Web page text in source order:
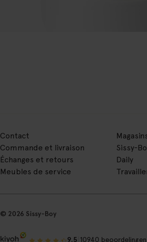
Contact
Commande et livraison
Échanges et retours
Meubles de service
Sissy-
Daily
© 2026 Sissy-Boy
9.5 10940 beoordelingen